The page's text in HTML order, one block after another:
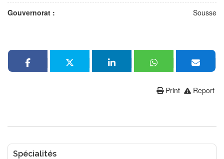
Gouvernorat :
Sousse
Report
Print
Spécialités